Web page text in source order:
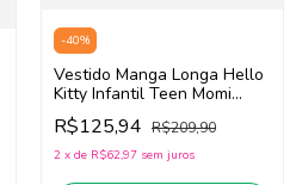
-40%
Vestido Manga Longa Hello
Kitty Infantil Teen Momi
H6976 (Vermelho)
R$125,94 R$209,90
2 x de R$62,97 sem juros